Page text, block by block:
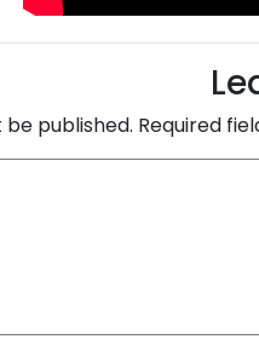
published. Required